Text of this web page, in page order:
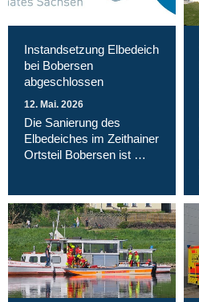
Instandsetzung Elbedeich
bei Bobersen
abgeschlossen
12. Mai. 2026
Die Sanierung des
Elbedeiches im Zeithainer
Ortsteil Bobersen ist …